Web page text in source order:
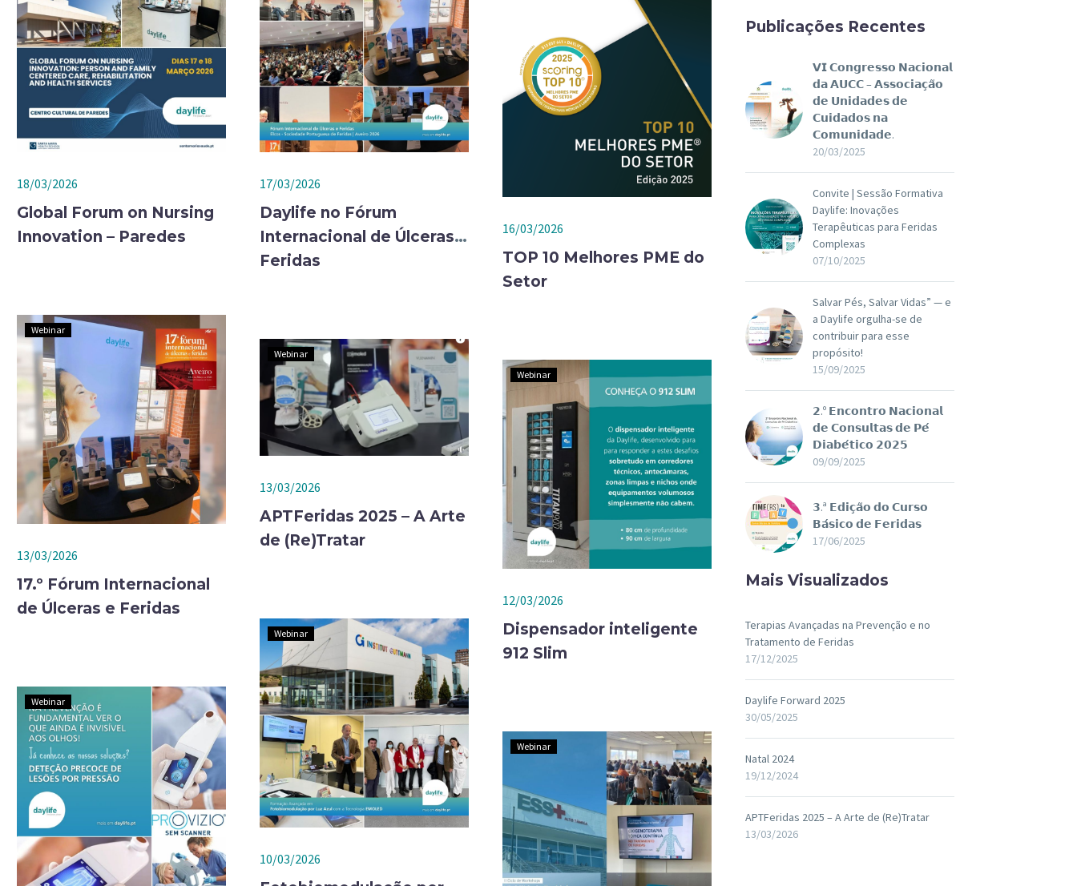
18/03/2026
Global Forum on Nursing
Innovation – Paredes
17/03/2026
Daylife no Fórum
Internacional de Úlceras e
Feridas
16/03/2026
TOP 10 Melhores PME do
Setor
Webinar
13/03/2026
17.º Fórum Internacional
de Úlceras e Feridas
Webinar
13/03/2026
APTFeridas 2025 – A Arte
de (Re)Tratar
Webinar
12/03/2026
Dispensador inteligente
912 Slim
Webinar
10/03/2026
Webinar
Webinar
Publicações Recentes
𝗩𝗜 𝗖𝗼𝗻𝗴𝗿𝗲𝘀𝘀𝗼 𝗡𝗮𝗰𝗶𝗼𝗻𝗮𝗹
𝗱𝗮 𝗔𝗨𝗖𝗖 – 𝗔𝘀𝘀𝗼𝗰𝗶𝗮𝗰̧𝗮̃𝗼
𝗱𝗲 𝗨𝗻𝗶𝗱𝗮𝗱𝗲𝘀 𝗱𝗲
𝗖𝘂𝗶𝗱𝗮𝗱𝗼𝘀 𝗻𝗮
𝗖𝗼𝗺𝘂𝗻𝗶𝗱𝗮𝗱𝗲.
20/03/2025
Convite | Sessão Formativa
Daylife: Inovações
Terapêuticas para Feridas
Complexas
07/10/2025
Salvar Pés, Salvar Vidas” — e
a Daylife orgulha-se de
contribuir para esse
propósito!
15/09/2025
𝟮.º 𝗘𝗻𝗰𝗼𝗻𝘁𝗿𝗼 𝗡𝗮𝗰𝗶𝗼𝗻𝗮𝗹
𝗱𝗲 𝗖𝗼𝗻𝘀𝘂𝗹𝘁𝗮𝘀 𝗱𝗲 𝗣𝗲́
𝗗𝗶𝗮𝗯𝗲́𝘁𝗶𝗰𝗼 𝟮𝟬𝟮𝟱
09/09/2025
𝟯.ª 𝗘𝗱𝗶𝗰̧𝗮̃𝗼 𝗱𝗼 𝗖𝘂𝗿𝘀𝗼
𝗕𝗮́𝘀𝗶𝗰𝗼 𝗱𝗲 𝗙𝗲𝗿𝗶𝗱𝗮𝘀
17/06/2025
Mais Visualizados
Terapias Avançadas na Prevenção e no
Tratamento de Feridas
17/12/2025
Daylife Forward 2025
30/05/2025
Natal 2024
19/12/2024
APTFeridas 2025 – A Arte de (Re)Tratar
13/03/2026